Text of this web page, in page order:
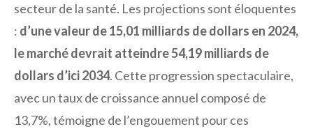
secteur de la santé. Les projections sont éloquentes
: d’une valeur de 15,01 milliards de dollars en 2024,
le marché devrait atteindre 54,19 milliards de
dollars d’ici 2034. Cette progression spectaculaire,
avec un taux de croissance annuel composé de
13,7%, témoigne de l’engouement pour ces